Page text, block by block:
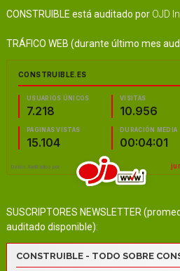
CONSTRUIBLE está auditado por OJD
TRÁFICO WEB (durante último mes
SUSCRIPTORES NEWSLETTER
auditado disponible):